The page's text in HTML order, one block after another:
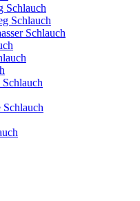
Schlauch
Schlauch
Schlauch
Schlauch